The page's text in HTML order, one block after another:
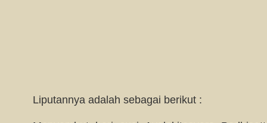
Liputannya adalah sebagai berikut :